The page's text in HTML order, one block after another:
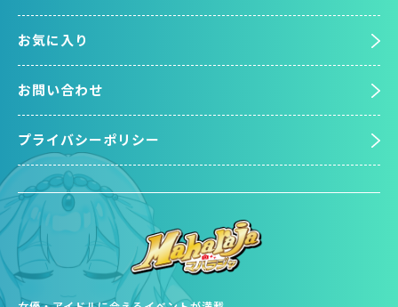
お気に入り
お問い合わせ
プライバシーポリシー